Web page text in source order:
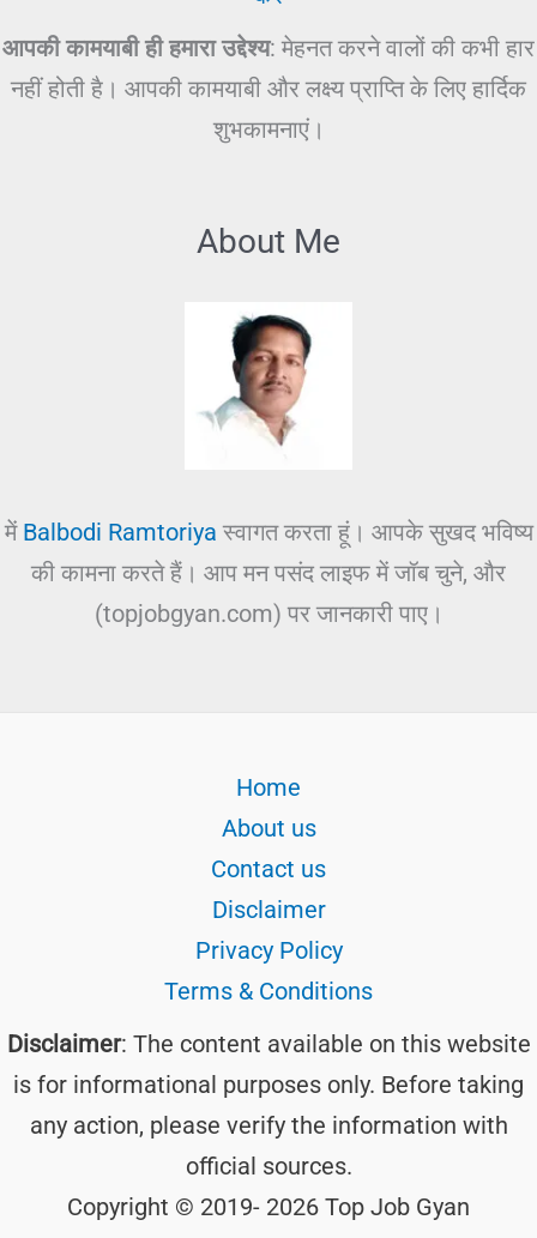
आपकी कामयाबी ही हमारा उद्देश्य: मेहनत करने वालों की कभी हार
नहीं होती है। आपकी कामयाबी और लक्ष्य प्राप्ति के लिए हार्दिक
शुभकामनाएं।
About Me
में Balbodi Ramtoriya स्वागत करता हूं। आपके सुखद भविष्य
की कामना करते हैं। आप मन पसंद लाइफ में जॉब चुने, और
(topjobgyan.com) पर जानकारी पाए।
Home
About us
Contact us
Disclaimer
Privacy Policy
Terms & Conditions
Disclaimer: The content available on this website
is for informational purposes only. Before taking
any action, please verify the information with
official sources.
Copyright © 2019- 2026 Top Job Gyan